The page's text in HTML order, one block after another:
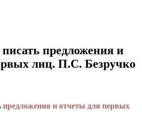
предложения и
лиц. П.С. Безручко
предложения и отчеты для первых